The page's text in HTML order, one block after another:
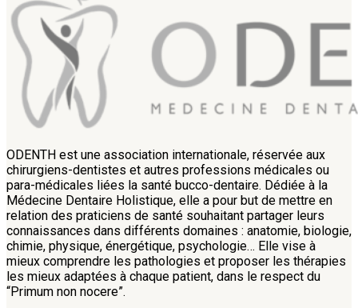
ODENTH est une association internationale, réservée aux
chirurgiens-dentistes et autres professions médicales ou
para-médicales liées la santé bucco-dentaire. Dédiée à la
Médecine Dentaire Holistique, elle a pour but de mettre en
relation des praticiens de santé souhaitant partager leurs
connaissances dans différents domaines : anatomie, biologie,
chimie, physique, énergétique, psychologie… Elle vise à
mieux comprendre les pathologies et proposer les thérapies
les mieux adaptées à chaque patient, dans le respect du
“Primum non nocere”.